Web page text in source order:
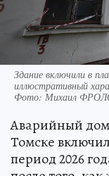
Здание включили в
иллюстративный
Фото: Михаил
Аварийный
Томске
период 2026